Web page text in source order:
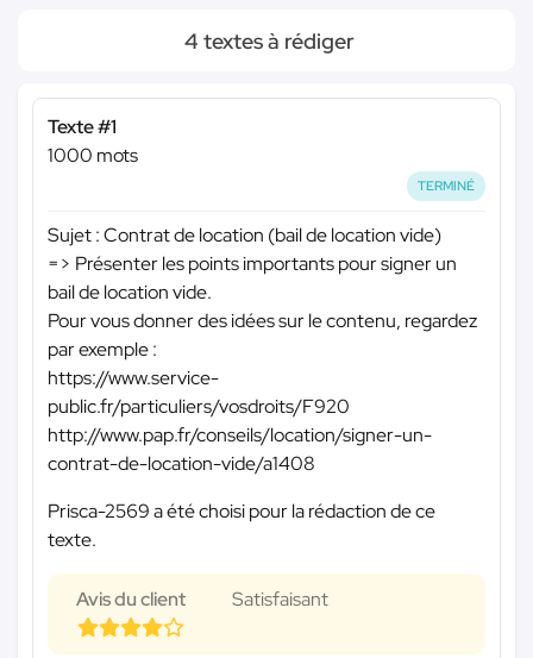
4 textes à rédiger
Texte #1
1000 mots
TERMINÉ
Sujet : Contrat de location (bail de location vide)
=> Présenter les points importants pour signer un
bail de location vide.
Pour vous donner des idées sur le contenu, regardez
par exemple :
https://www.service-
public.fr/particuliers/vosdroits/F920
http://www.pap.fr/conseils/location/signer-un-
contrat-de-location-vide/a1408
Prisca-2569 a été choisi pour la rédaction de ce
texte.
Avis du client Satisfaisant